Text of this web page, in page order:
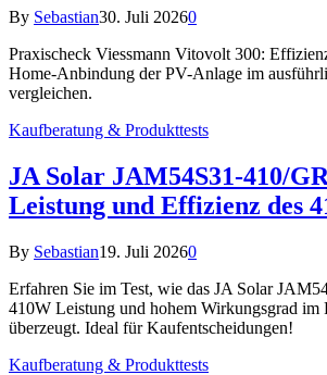
By Sebastian30. Juli 20260
Praxischeck Viessmann Vitovolt 300:
Home-Anbindung der PV-Anlage im
vergleichen.
Kaufberatung & Produkttests
JA Solar JAM54S31-410/
Leistung und Effizienz des
By Sebastian19. Juli 20260
Erfahren Sie im Test, wie das JA Solar
410W Leistung und hohem Wirkungsgrad im
überzeugt. Ideal für Kaufentscheidungen!
Kaufberatung & Produkttests